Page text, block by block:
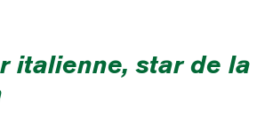
italienne, star de la